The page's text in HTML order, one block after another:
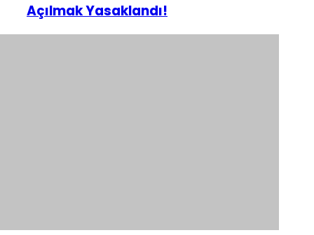
Açılmak Yasaklandı!